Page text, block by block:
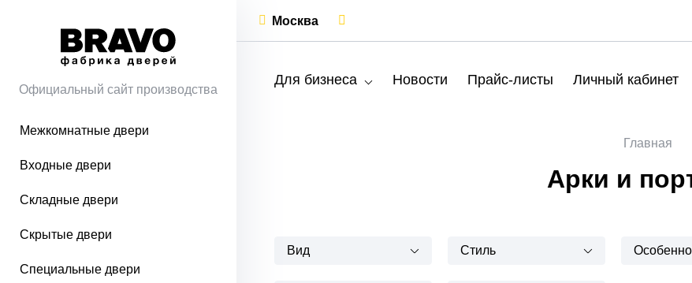
Официальный сайт производства
Межкомнатные двери
Входные двери
Складные двери
Скрытые двери
Специальные двери
Москва
Для бизнеса Новости Прайс-листы Личный кабинет
Главная
Арки и
Вид Стиль